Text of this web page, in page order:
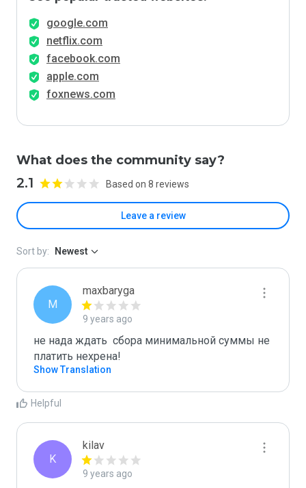
google.com
netflix.com
facebook.com
apple.com
foxnews.com
What does the community say?
2.1 Based on 8 reviews
Leave a review
Sort by: Newest
M
maxbaryga
9 years ago
не нада ждать  сбора минимальной суммы не
платить нехрена!
Show Translation
Helpful
K
kilav
9 years ago